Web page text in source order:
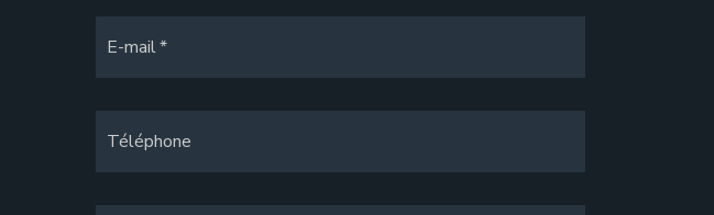
E-mail
Téléphone